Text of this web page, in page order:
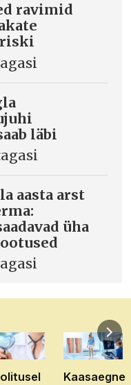
ravimid
läbi
aasta arst
üha
Kaasaegne